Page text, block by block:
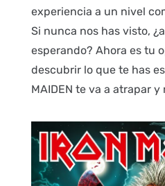
experiencia a un nivel
Si nunca nos has visto,
esperando? Ahora es tu
descubrir lo que te has
MAIDEN te va a atrapar